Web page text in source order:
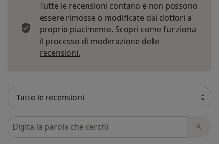
Tutte le recensioni contano e non possono
essere rimosse o modificate dai dottori a
proprio piacimento. Scopri come funziona
il processo di moderazione delle
recensioni.
Cerca nelle recensioni